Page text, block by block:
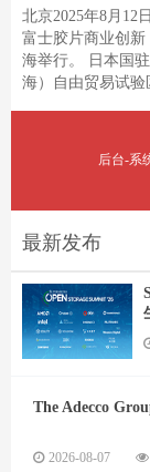
北京2025年8月12
富士胶片商业创
海举行。 日本国
海）自由贸易试验
后台-系
最新发布
The Adecco
2026-08-07